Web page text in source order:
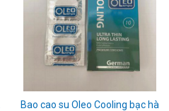
Bao cao su Oleo Cooling bạc hà